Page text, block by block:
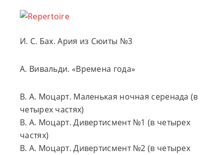
И. С. Бах. Ария из Сюиты №3
А. Вивальди. «Времена года»
В. А. Моцарт. Маленькая ночная серенада (в
четырех частях)
В. А. Моцарт. Дивертисмент №1 (в четырех
частях)
В. А. Моцарт. Дивертисмент №2 (в четырех